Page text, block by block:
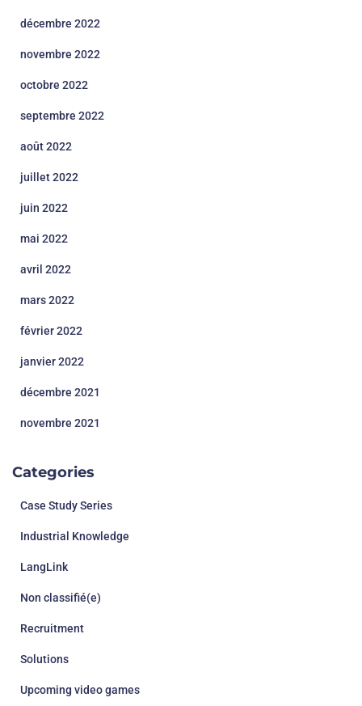
décembre 2022
novembre 2022
octobre 2022
septembre 2022
août 2022
juillet 2022
juin 2022
mai 2022
avril 2022
mars 2022
février 2022
janvier 2022
décembre 2021
novembre 2021
Categories
Case Study Series
Industrial Knowledge
LangLink
Non classifié(e)
Recruitment
Solutions
Upcoming video games